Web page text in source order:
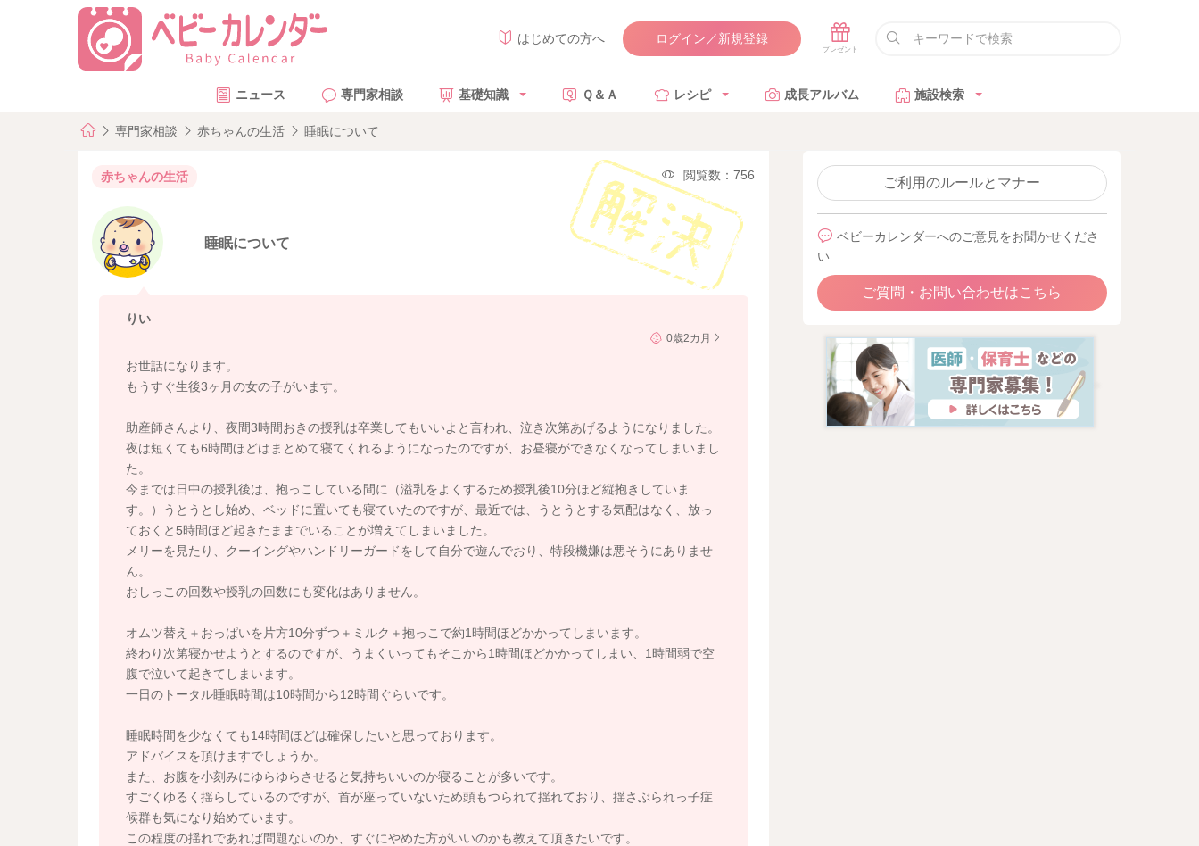
はじめての方へ ログイン／新規登録
ニュース 専門家相談 基礎知識 Ｑ＆Ａ レシピ 成長アルバム 施設検索
専門家相談 赤ちゃんの生活 睡眠について
赤ちゃんの生活 閲覧数：756
睡眠について
りい
0歳2カ月
お世話になります。
もうすぐ生後3ヶ月の女の子がいます。
助産師さんより、夜間3時間おきの授乳は卒業してもいいよと言われ、泣き次第あげるようになりました。
夜は短くても6時間ほどはまとめて寝てくれるようになったのですが、お昼寝ができなくなってしまいまし
た。
今までは日中の授乳後は、抱っこしている間に（溢乳をよくするため授乳後10分ほど縦抱きしていま
す。）うとうとし始め、ベッドに置いても寝ていたのですが、最近では、うとうとする気配はなく、放っ
ておくと5時間ほど起きたままでいることが増えてしまいました。
メリーを見たり、クーイングやハンドリーガードをして自分で遊んでおり、特段機嫌は悪そうにありませ
ん。
おしっこの回数や授乳の回数にも変化はありません。
オムツ替え＋おっぱいを片方10分ずつ＋ミルク＋抱っこで約1時間ほどかかってしまいます。
終わり次第寝かせようとするのですが、うまくいってもそこから1時間ほどかかってしまい、1時間弱で空
腹で泣いて起きてしまいます。
一日のトータル睡眠時間は10時間から12時間ぐらいです。
睡眠時間を少なくても14時間ほどは確保したいと思っております。
アドバイスを頂けますでしょうか。
また、お腹を小刻みにゆらゆらさせると気持ちいいのか寝ることが多いです。
すごくゆるく揺らしているのですが、首が座っていないため頭もつられて揺れており、揺さぶられっ子症
候群も気になり始めています。
この程度の揺れであれば問題ないのか、すぐにやめた方がいいのかも教えて頂きたいです。
ご利用のルールとマナー
ベビーカレンダーへのご意見をお聞かせくださ
い
ご質問・お問い合わせはこちら